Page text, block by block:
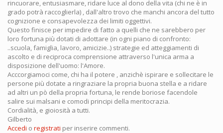
rincuorare, entusiasmare, ridare luce al dono della vita (chi ne è in
grado potrà raccoglierla) , dall'altro trovo che manchi ancora del tutto
cognizione e consapevolezza dei limiti oggettivi.
Questo finisce per impedire di fatto a quelli che ne sarebbero per
loro fortuna più dotati di adottare (in ogni piano di confronto:
..scuola, famiglia, lavoro, amicizie..) strategie ed atteggiamenti di
ascolto e di reciproca comprensione attraverso l'unica arma a
disposizione dell'uomo: l'Amore.
Acccorgiamoci come, chi ha il potere , anzichè ispirare e sollecitare le
persone più dotate a ringraziare la propria buona stella e a ridare
ad altri un pò della propria fortuna, le rende boriose facendole
salire sui malsani e comodi principi della meritocrazia.
Cordialità, e gioiosità a tutti.
Gilberto
Accedi o registrati per inserire commenti.